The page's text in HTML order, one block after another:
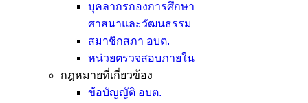
บุคลากรกองการศึกษา
ศาสนาและวัฒนธรรม
สมาชิกสภา อบต.
หน่วยตรวจสอบภายใน
กฎหมายที่เกี่ยวข้อง
ข้อบัญญัติ อบต.